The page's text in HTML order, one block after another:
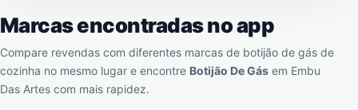
Marcas encontradas no app
Compare revendas com diferentes marcas de botijão de gás de
cozinha no mesmo lugar e encontre Botijão De Gás em Embu
Das Artes com mais rapidez.